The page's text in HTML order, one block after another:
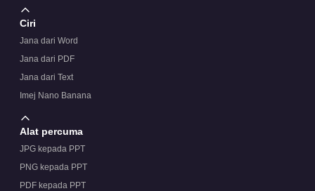
Ciri
Jana dari Word
Jana dari PDF
Jana dari Text
Imej Nano Banana
Alat percuma
JPG kepada PPT
PNG kepada PPT
PDF kepada PPT